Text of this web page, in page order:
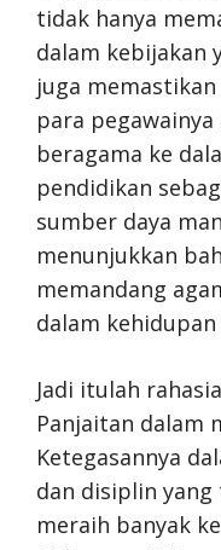
tidak hanya
dalam kebijakan
juga
para
beragama ke
pendidikan
sumber daya
menunjukkan
memandang
dalam
Jadi itulah
Panjaitan dalam
Ketegasannya
dan disiplin
meraih banyak